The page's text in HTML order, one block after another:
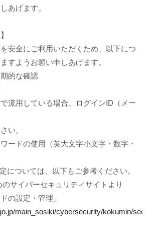
あげます。
安全にご利用いただくため、以下につ
すようお願い申しあげます。
的な確認
流用している場合、ログインID（メー
い。
ードの使用（英大文字小文字・数字・
ついては、以下もご参考ください。
サイバーセキュリティサイトより
の設定・管理」
main_sosiki/cybersecurity/kokumin/